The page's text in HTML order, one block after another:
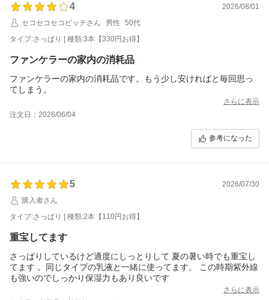
4
2026/08/01
セコセコセコビッチさん
男性
50代
タイプ:さっぱり | 種類:3本【330円お得】
ファンケラーの家内の消耗品
ファンケラーの家内の消耗品です。もう少し安ければと毎回思っ
てしまう。
さらに表示
注文日：2026/06/04
参考になった
5
2026/07/30
購入者さん
タイプ:さっぱり | 種類:2本【110円お得】
重宝してます
さっぱりしているけど適度にしっとりして 夏の暑い時でも重宝し
てます 。同じタイプの乳液と一緒に使ってます。 この時期紫外線
も強いのでしっかり保湿力もあり良いです
さらに表示